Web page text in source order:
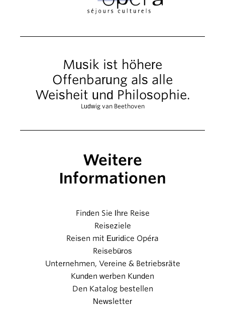
Musik ist höhere
Offenbarung als alle
Weisheit und Philosophie.
Ludwig van Beethoven
Weitere
Informationen
Finden Sie Ihre Reise
Reiseziele
Reisen mit Euridice Opéra
Reisebüros
Unternehmen, Vereine & Betriebsräte
Kunden werben Kunden
Den Katalog bestellen
Newsletter